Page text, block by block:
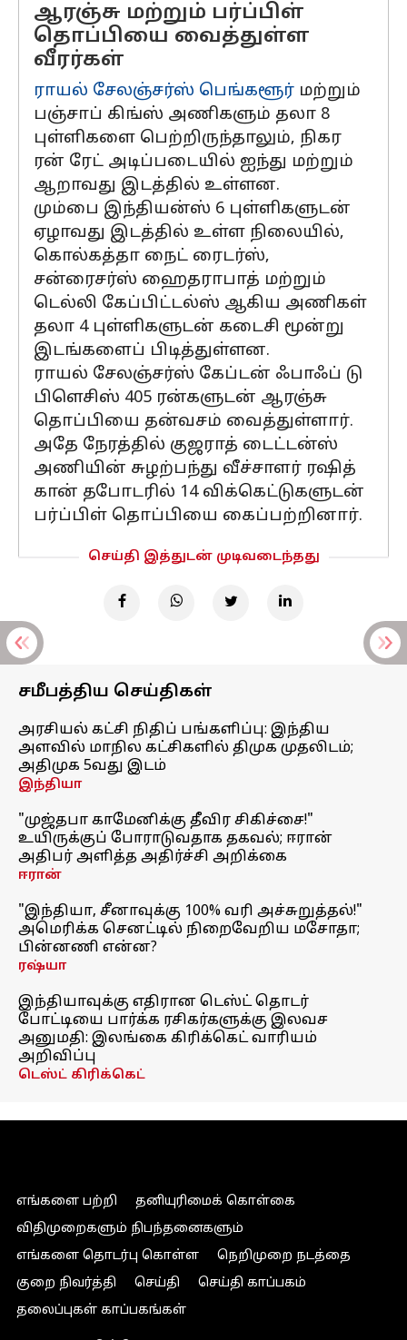
ஆரஞ்சு மற்றும் பர்ப்பிள்
தொப்பியை வைத்துள்ள
வீரர்கள்
ராயல் சேலஞ்சர்ஸ் பெங்களூர் மற்றும்
பஞ்சாப் கிங்ஸ் அணிகளும் தலா 8
புள்ளிகளை பெற்றிருந்தாலும், நிகர
ரன் ரேட் அடிப்படையில் ஐந்து மற்றும்
ஆறாவது இடத்தில் உள்ளன.
மும்பை இந்தியன்ஸ் 6 புள்ளிகளுடன்
ஏழாவது இடத்தில் உள்ள நிலையில்,
கொல்கத்தா நைட் ரைடர்ஸ்,
சன்ரைசர்ஸ் ஹைதராபாத் மற்றும்
டெல்லி கேப்பிட்டல்ஸ் ஆகிய அணிகள்
தலா 4 புள்ளிகளுடன் கடைசி மூன்று
இடங்களைப் பிடித்துள்ளன.
ராயல் சேலஞ்சர்ஸ் கேப்டன் ஃபாஃப் டு
பிளெசிஸ் 405 ரன்களுடன் ஆரஞ்சு
தொப்பியை தன்வசம் வைத்துள்ளார்.
அதே நேரத்தில் குஜராத் டைட்டன்ஸ்
அணியின் சுழற்பந்து வீச்சாளர் ரஷித்
கான் தபோடரில் 14 விக்கெட்டுகளுடன்
பர்ப்பிள் தொப்பியை கைப்பற்றினார்.
செய்தி இத்துடன் முடிவடைந்தது
சமீபத்திய செய்திகள்
அரசியல் கட்சி நிதிப் பங்களிப்பு: இந்திய
அளவில் மாநில கட்சிகளில் திமுக முதலிடம்;
அதிமுக 5வது இடம்
இந்தியா
"முஜ்தபா காமேனிக்கு தீவிர சிகிச்சை!"
உயிருக்குப் போராடுவதாக தகவல்; ஈரான்
அதிபர் அளித்த அதிர்ச்சி அறிக்கை
ஈரான்
"இந்தியா, சீனாவுக்கு 100% வரி அச்சுறுத்தல்!"
அமெரிக்க செனட்டில் நிறைவேறிய மசோதா;
பின்னணி என்ன?
ரஷ்யா
இந்தியாவுக்கு எதிரான டெஸ்ட் தொடர்
போட்டியை பார்க்க ரசிகர்களுக்கு இலவச
அனுமதி: இலங்கை கிரிக்கெட் வாரியம்
அறிவிப்பு
டெஸ்ட் கிரிக்கெட்
எங்களை பற்றி
தனியுரிமைக் கொள்கை
விதிமுறைகளும் நிபந்தனைகளும்
எங்களை தொடர்பு கொள்ள
நெறிமுறை நடத்தை
குறை நிவர்த்தி
செய்தி
செய்தி காப்பகம்
தலைப்புகள் காப்பகங்கள்